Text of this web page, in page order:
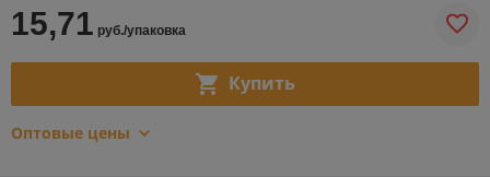
15,71 руб./упаковка
Купить
Оптовые цены